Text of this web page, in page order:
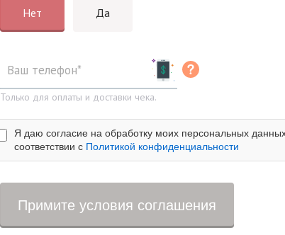
Нет Да
Только для оплаты и доставки чека.
Я даю согласие на обработку моих персональных
соответствии с Политикой конфиденциальности
Примите условия соглашения